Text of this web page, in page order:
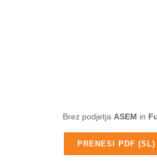
Brez podjetja ASEM in
PRENESI PDF (SL)